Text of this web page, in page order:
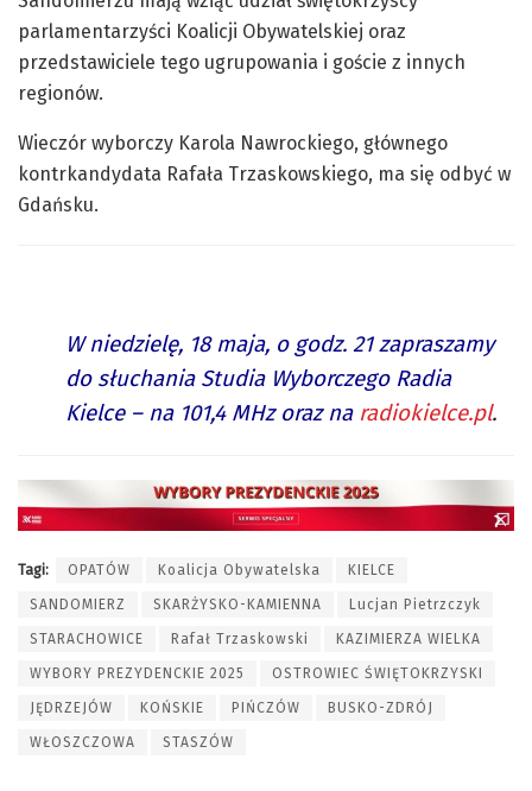
parlamentarzyści Koalicji Obywatelskiej oraz
przedstawiciele tego ugrupowania i goście z innych
regionów.
Wieczór wyborczy Karola Nawrockiego, głównego
kontrkandydata Rafała Trzaskowskiego, ma się odbyć w
Gdańsku.
W niedzielę, 18 maja, o godz. 21 zapraszamy
do słuchania Studia Wyborczego Radia
Kielce – na 101,4 MHz oraz na radiokielce.pl.
Tagi: OPATÓW Koalicja Obywatelska KIELCE
SANDOMIERZ SKARŻYSKO-KAMIENNA Lucjan Pietrzczyk
STARACHOWICE Rafał Trzaskowski KAZIMIERZA WIELKA
WYBORY PREZYDENCKIE 2025 OSTROWIEC ŚWIĘTOKRZYSKI
JĘDRZEJÓW KOŃSKIE PIŃCZÓW BUSKO-ZDRÓJ
WŁOSZCZOWA STASZÓW